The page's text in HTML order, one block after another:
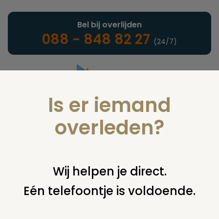
Landelijke uitvaartonderneming
Bel bij overlijden
088 - 848 82 27 (24/7)
U bent hier: home nieuws & agenda nieuws internationale
Is er iemand
overleden?
Wij helpen je direct.
Eén telefoontje is voldoende.